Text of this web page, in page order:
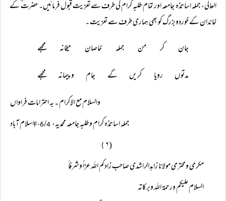
العالی، جملہ اساتذہ جامعہ اور تمام طلبہ کرام کی طرف سے تعزیت قبول فرمائیں۔ حضرت ؒ کے
خاندان کے خوردوبزرگ کو بھی ہماری طرف سے تعزیت ۔
جان کر من جملہ خاصان میخانہ مجھے
مدتوں رویا کریں گے جام وپیمانہ مجھے
والسلام مع الاکرام ۔ بہ احترامات فراواں
جملہ اساتذہ کرام وطلبہ جامعہ محمدیہ، /4
اسلام آباد
( ۶
)
مکرمی ومحترمی مولانا زاہدالراشدی صاحب زادکم اللہ عزاً وشرفاً
السلام علیکم ورحمۃ اللہ وبرکاتہ